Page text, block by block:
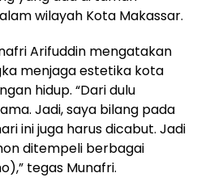
wilayah Kota Makassar.
Arifuddin mengatakan
menjaga estetika kota
hidup. “Dari dulu
Jadi, saya bilang pada
ini juga harus dicabut. Jadi
ditempeli berbagai
tegas Munafri.